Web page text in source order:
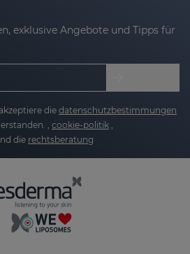
exklusive Angebote und Tipps für
die datenschutzbestimmungen
, cookie-politik
die rechtsberatung